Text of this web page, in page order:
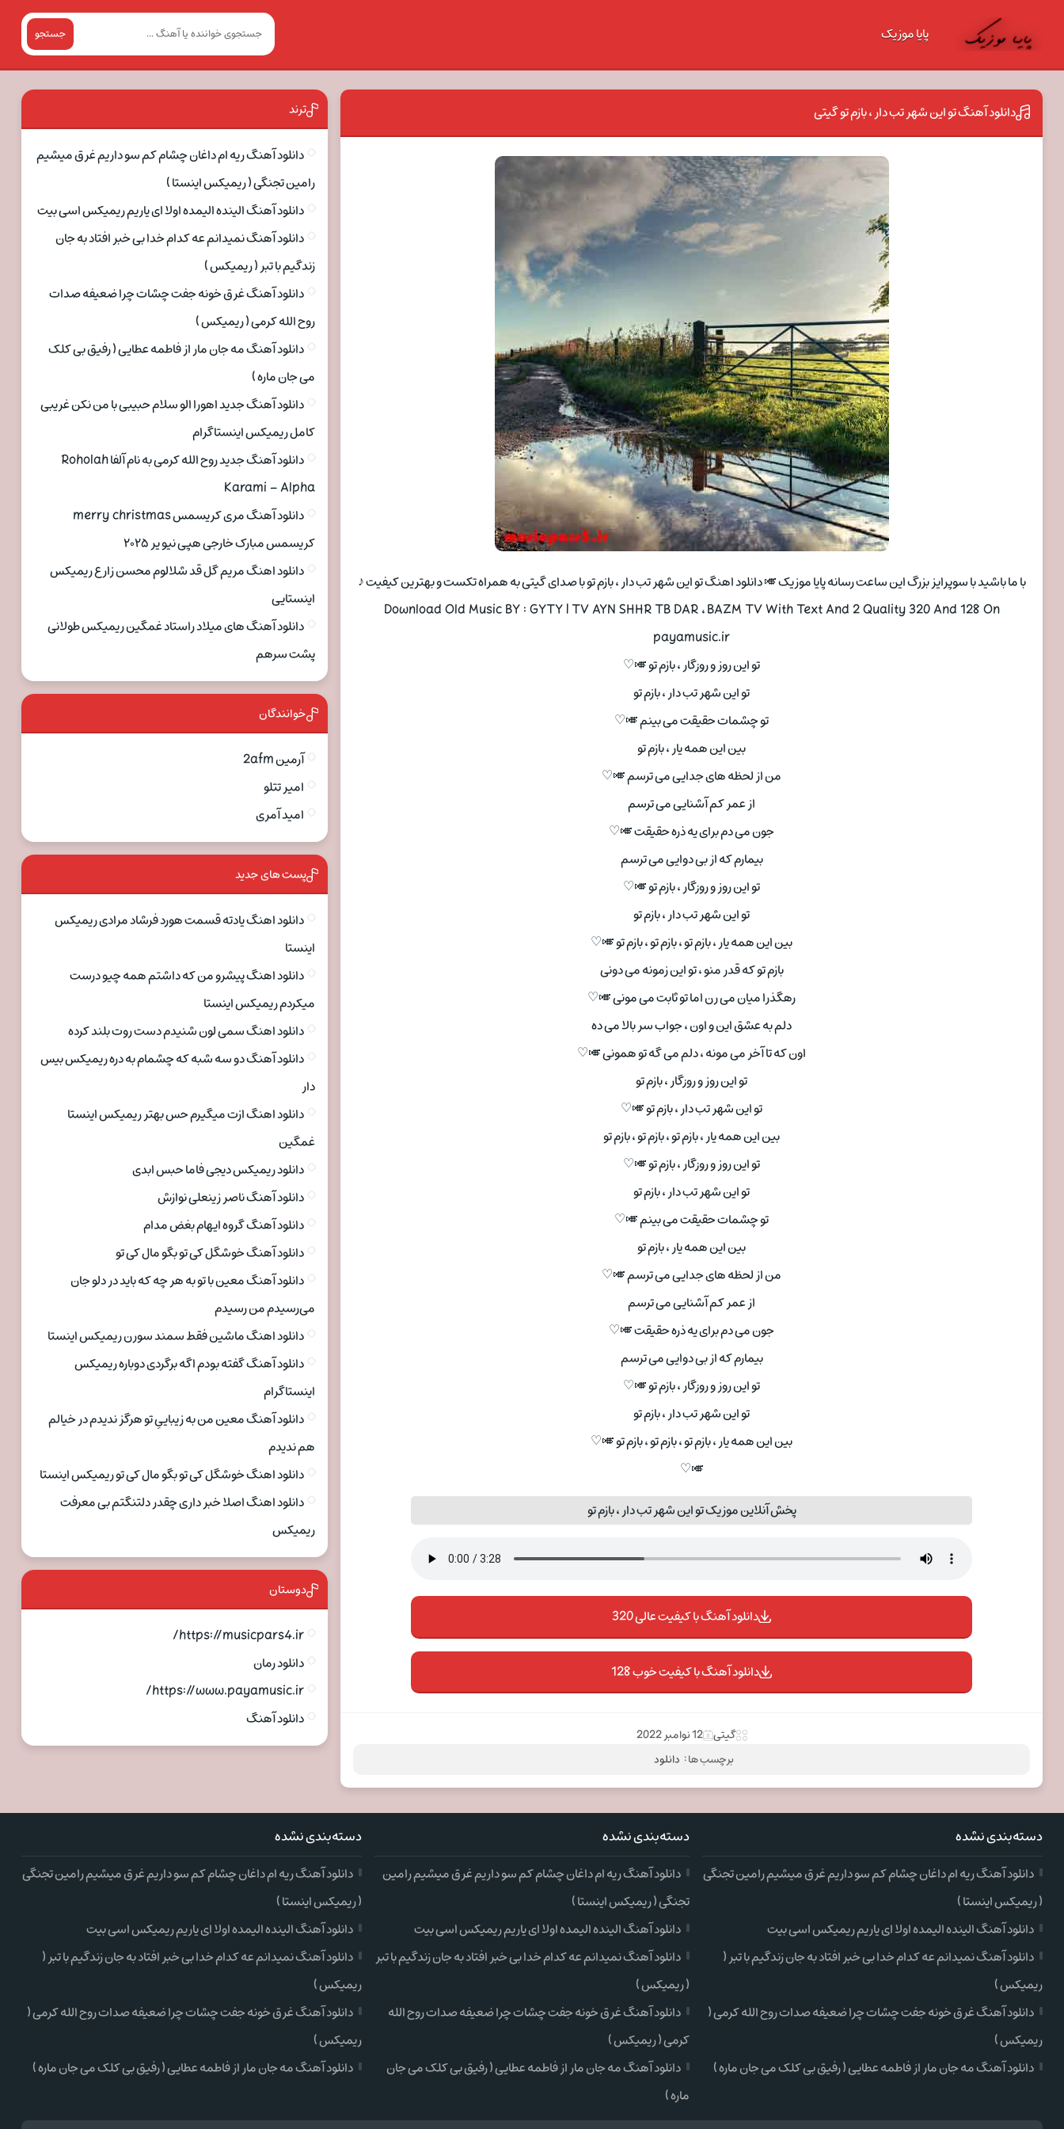
پایا موزیک جستجو
دانلود آهنگ تو این شهر تب دار ، بازم تو گیتی
با ما باشید با سوپرایز بزرگ این ساعت رسانه پایا موزیک 🎺 دانلود اهنگ تو این شهر تب دار ، بازم تو با صدای گیتی به همراه تکست و بهترین کیفیت ♪
Download Old Music BY : GYTY | TV AYN SHHR TB DAR ، BAZM TV With Text And 2 Quality 320 And 128 On
payamusic.ir
تو این روز و روزگار ، بازم تو 🎺♡
تو این شهر تب دار ، بازم تو
تو چشمات حقیقت می بینم 🎺♡
بین این همه یار ، بازم تو
من از لحظه های جدایی می ترسم 🎺♡
از عمر کم آشنایی می ترسم
جون می دم برای یه ذره حقیقت 🎺♡
بیمارم که از بی دوایی می ترسم
تو این روز و روزگار ، بازم تو 🎺♡
تو این شهر تب دار ، بازم تو
بین این همه یار ، بازم تو ، بازم تو ، بازم تو 🎺♡
بازم تو که قدر منو ، تو این زمونه می دونی
رهگذرا میان می رن اما تو ثابت می مونی 🎺♡
دلم به عشق این و اون ، جواب سر بالا می ده
اون که تا آخر می مونه ، دلم می گه تو همونی 🎺♡
تو این روز و روزگار ، بازم تو
تو این شهر تب دار ، بازم تو 🎺♡
بین این همه یار ، بازم تو ، بازم تو ، بازم تو
تو این روز و روزگار ، بازم تو 🎺♡
تو این شهر تب دار ، بازم تو
تو چشمات حقیقت می بینم 🎺♡
بین این همه یار ، بازم تو
من از لحظه های جدایی می ترسم 🎺♡
از عمر کم آشنایی می ترسم
جون می دم برای یه ذره حقیقت 🎺♡
بیمارم که از بی دوایی می ترسم
تو این روز و روزگار ، بازم تو 🎺♡
تو این شهر تب دار ، بازم تو
بین این همه یار ، بازم تو ، بازم تو ، بازم تو 🎺♡
🎺♡
پخش آنلاین موزیک تو این شهر تب دار ، بازم تو
دانلود آهنگ با کیفیت عالی 320
دانلود آهنگ با کیفیت خوب 128
گیتی 12 نوامبر 2022
برچسب ها : دانلود
ترند
دانلود آهنگ ریه ام داغان چشام کم سو داریم غرق میشیم
رامین تجنگی ( ریمیکس اینستا )
دانلود آهنگ الینده الیمده اولا ای یاریم ریمیکس اسی بیت
دانلود آهنگ نمیدانم عه کدام خدا بی خبر افتاد به جان
زندگیم با تبر ( ریمیکس )
دانلود آهنگ غرق خونه جفت چشات چرا ضعیفه صدات
روح الله کرمی ( ریمیکس )
دانلود آهنگ مه جان مار از فاطمه عطایی ( رفیق بی کلک
می جان ماره )
دانلود آهنگ جدید اهورا الو سلام حبیبی با من نکن غریبی
کامل ریمیکس اینستاگرام
دانلود آهنگ جدید روح الله کرمی به نام آلفا Roholah
Karami – Alpha
دانلود آهنگ مری کریسمس merry christmas
کریسمس مبارک خارجی هپی نیو یر ۲۰۲۵
دانلود اهنگ مریم گل قد شلالوم محسن زارع ریمیکس
اینستایی
دانلود آهنگ های میلاد راستاد غمگین ریمیکس طولانی
پشت سرهم
خوانندگان
آرمین 2afm
امیر تتلو
امید آمری
پست های جدید
دانلود اهنگ یادته قسمت هورد فرشاد مرادی ریمیکس
اینستا
دانلود اهنگ پیشرو من که داشتم همه چیو درست
میکردم ریمیکس اینستا
دانلود اهنگ سمی لون شنیدم دست روت بلند کرده
دانلود آهنگ دو سه شبه که چشمام به دره ریمیکس بیس
دار
دانلود اهنگ ازت میگیرم حس بهتر ریمیکس اینستا
غمگین
دانلود ریمیکس دیجی فاما حبس ابدی
دانلود آهنگ ناصر زینعلی نوازش
دانلود آهنگ گروه ایهام بغض مدام
دانلود آهنگ خوشگل کی تو بگو مال کی تو
دانلود آهنگ معین با تو به هر چه که باید در دلو جان
می‌رسیدم من رسیدم
دانلود اهنگ ماشین فقط سمند سورن ریمیکس اینستا
دانلود آهنگ گفته بودم اگه برگردی دوباره ریمیکس
اینستاگرام
دانلود آهنگ معین من به زیباییِ تو هرگز ندیدم در خیالم
هم ندیدم
دانلود اهنگ خوشگل کی تو بگو مال کی تو ریمیکس اینستا
دانلود اهنگ اصلا خبر داری چقدر دلتنگتم بی معرفت
ریمیکس
دوستان
https://musicpars4.ir/
دانلود رمان
https://www.payamusic.ir/
دانلود آهنگ
دسته‌بندی نشده
دانلود آهنگ ریه ام داغان چشام کم سو داریم غرق میشیم رامین تجنگی
( ریمیکس اینستا )
دانلود آهنگ الینده الیمده اولا ای یاریم ریمیکس اسی بیت
دانلود آهنگ نمیدانم عه کدام خدا بی خبر افتاد به جان زندگیم با تبر (
ریمیکس )
دانلود آهنگ غرق خونه جفت چشات چرا ضعیفه صدات روح الله کرمی (
ریمیکس )
دانلود آهنگ مه جان مار از فاطمه عطایی ( رفیق بی کلک می جان ماره )
دسته‌بندی نشده
دانلود آهنگ ریه ام داغان چشام کم سو داریم غرق میشیم رامین
تجنگی ( ریمیکس اینستا )
دانلود آهنگ الینده الیمده اولا ای یاریم ریمیکس اسی بیت
دانلود آهنگ نمیدانم عه کدام خدا بی خبر افتاد به جان زندگیم با تبر
( ریمیکس )
دانلود آهنگ غرق خونه جفت چشات چرا ضعیفه صدات روح الله
کرمی ( ریمیکس )
دانلود آهنگ مه جان مار از فاطمه عطایی ( رفیق بی کلک می جان
ماره )
دسته‌بندی نشده
دانلود آهنگ ریه ام داغان چشام کم سو داریم غرق میشیم رامین تجنگی
( ریمیکس اینستا )
دانلود آهنگ الینده الیمده اولا ای یاریم ریمیکس اسی بیت
دانلود آهنگ نمیدانم عه کدام خدا بی خبر افتاد به جان زندگیم با تبر (
ریمیکس )
دانلود آهنگ غرق خونه جفت چشات چرا ضعیفه صدات روح الله کرمی (
ریمیکس )
دانلود آهنگ مه جان مار از فاطمه عطایی ( رفیق بی کلک می جان ماره )